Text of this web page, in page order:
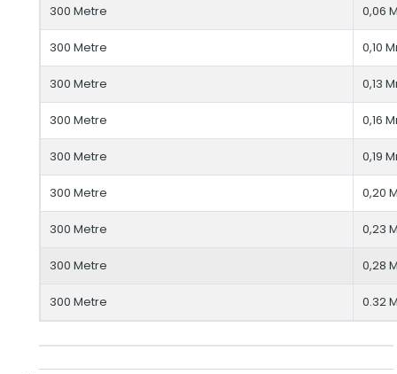
300 Metre 0,06
300 Metre 0,10
300 Metre 0,13
300 Metre 0,16
300 Metre 0,19
300 Metre 0,20
300 Metre 0,23
300 Metre 0,28
300 Metre 0.32